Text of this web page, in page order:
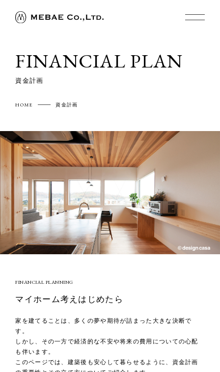
FINANCIAL PLAN
資金計画
HOME 資金計画
FINANCIAL PLANNING
マイホーム考えはじめたら
家を建てることは、多くの夢や期待が詰まった大きな決断で
す。
しかし、その一方で経済的な不安や将来の費用についての心配
も伴います。
このページでは、建築後も安心して暮らせるように、資金計画